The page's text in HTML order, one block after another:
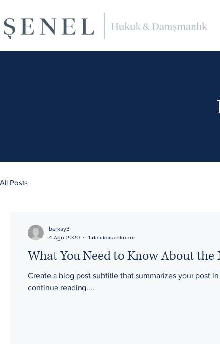
All Posts
What You Need to Know About the
Create a blog post subtitle that summarizes your post
continue reading....
berkay3
4 Ağu 2020
1 dakikada okunur